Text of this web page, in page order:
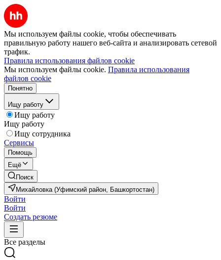
Мы используем файлы cookie, чтобы обеспечивать
правильную работу нашего веб-сайта и анализировать сетевой
трафик.
Правила использования файлов cookie
Мы используем файлы cookie. Правила использования
файлов cookie
Понятно
Ищу работу
Ищу работу
Ищу работу
Ищу сотрудника
Сервисы
Помощь
Ещё
Поиск
Михайловка (Уфимский район, Башкортостан)
Войти
Войти
Создать резюме
Все разделы